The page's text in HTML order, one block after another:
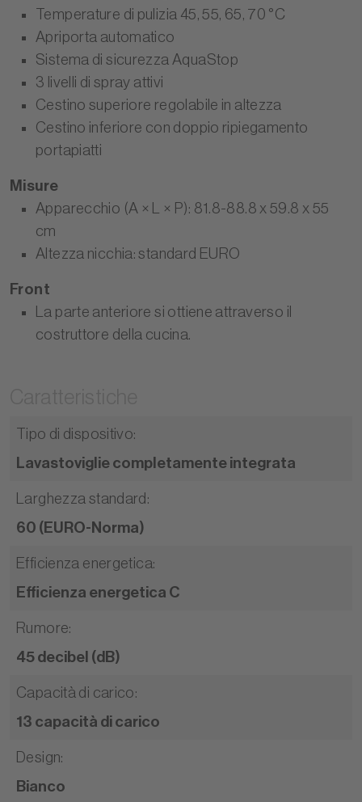
Temperature di pulizia 45, 55, 65, 70 °C
Apriporta automatico
Sistema di sicurezza AquaStop
3 livelli di spray attivi
Cestino superiore regolabile in altezza
Cestino inferiore con doppio ripiegamento
portapiatti
Misure
Apparecchio (A × L × P): 81.8-88.8 x 59.8 x 55
cm
Altezza nicchia: standard EURO
Front
La parte anteriore si ottiene attraverso il
costruttore della cucina.
Tipo di dispositivo:
Lavastoviglie completamente integrata
Larghezza standard :
60 (EURO-Norma)
Efficienza energetica:
Efficienza energetica C
Rumore:
45 decibel (dB)
Capacità di carico:
13 capacità di carico
Design:
Bianco